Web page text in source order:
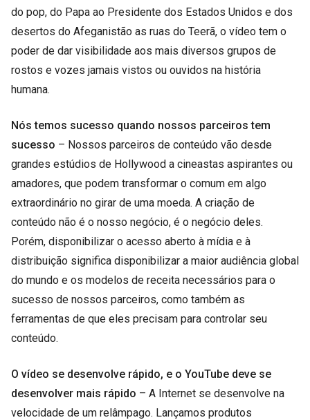
do pop, do Papa ao Presidente dos Estados Unidos e dos
desertos do Afeganistão as ruas do Teerã, o vídeo tem o
poder de dar visibilidade aos mais diversos grupos de
rostos e vozes jamais vistos ou ouvidos na história
humana.
Nós temos sucesso quando nossos parceiros tem
sucesso – Nossos parceiros de conteúdo vão desde
grandes estúdios de Hollywood a cineastas aspirantes ou
amadores, que podem transformar o comum em algo
extraordinário no girar de uma moeda. A criação de
conteúdo não é o nosso negócio, é o negócio deles.
Porém, disponibilizar o acesso aberto à mídia e à
distribuição significa disponibilizar a maior audiência global
do mundo e os modelos de receita necessários para o
sucesso de nossos parceiros, como também as
ferramentas de que eles precisam para controlar seu
conteúdo.
O vídeo se desenvolve rápido, e o YouTube deve se
desenvolver mais rápido – A Internet se desenvolve na
velocidade de um relâmpago. Lançamos produtos